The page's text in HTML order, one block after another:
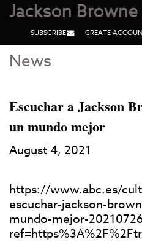
Skip
Content
Skip
Jackson Browne
SUBSCRIBE CREATE
News
Escuchar a Jackson
un mundo mejor
August 4, 2021
https://www.abc.es/
escuchar-jackson-
mundo-mejor-